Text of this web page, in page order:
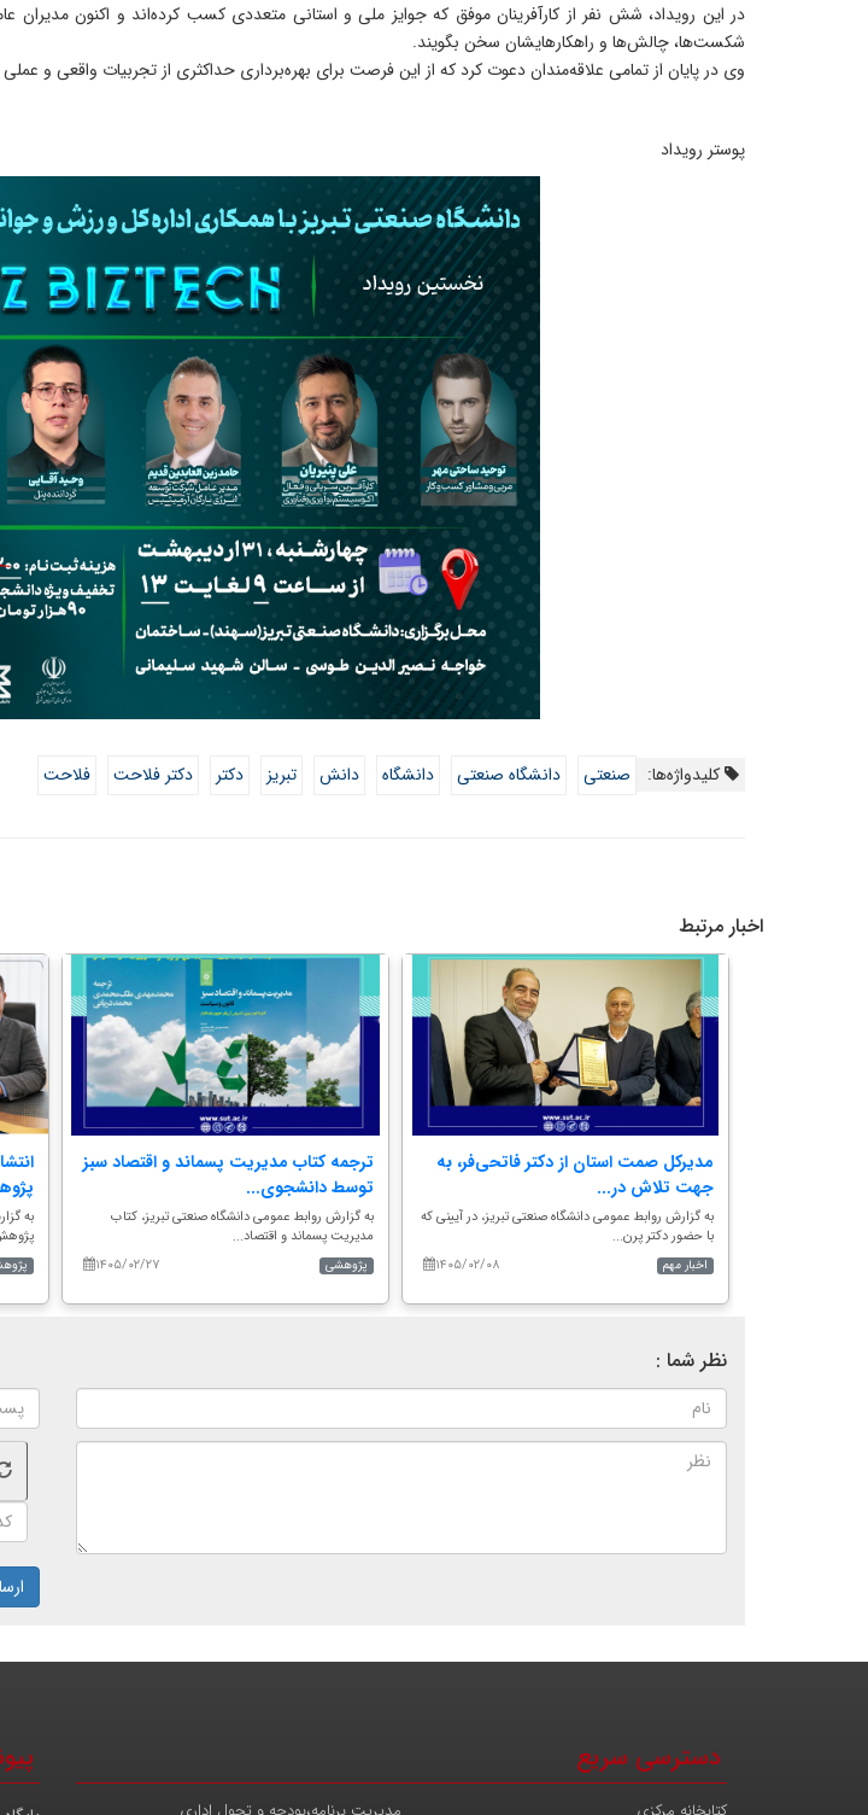
در این رویداد، شش نفر از کارآفرینان موفق که جوایز ملی و استانی متعددی کسب کرده‌اند و اکنون
شکست‌ها، چالش‌ها و راهکارهایشان سخن بگویند.
وی در پایان از تمامی علاقه‌مندان دعوت کرد که از این فرصت برای بهره‌برداری حداکثری از تجربیات واقعی و عملی
پوستر رویداد
کلیدواژه‌ها: صنعتی دانشگاه صنعتی دانشگاه دانش تبریز دکتر دکتر فلاحت فلاحت
اخبار مرتبط
به
ترجمه کتاب مدیریت پسماند و اقتصاد سبز
توسط دانشجوی...
به گزارش روابط عمومی دانشگاه صنعتی تبریز، کتاب
مدیریت پسماند و اقتصاد...
۱۴۰۵/۰۲/۲۷
پژوهشی
مدیرکل صمت استان از دکتر فاتحی‌فر، به
جهت تلاش در...
به گزارش روابط عمومی دانشگاه صنعتی تبریز، در آیینی که
با حضور دکتر پرن...
۱۴۰۵/۰۲/۰۸
اخبار مهم
نظر شما :
دسترسی سریع